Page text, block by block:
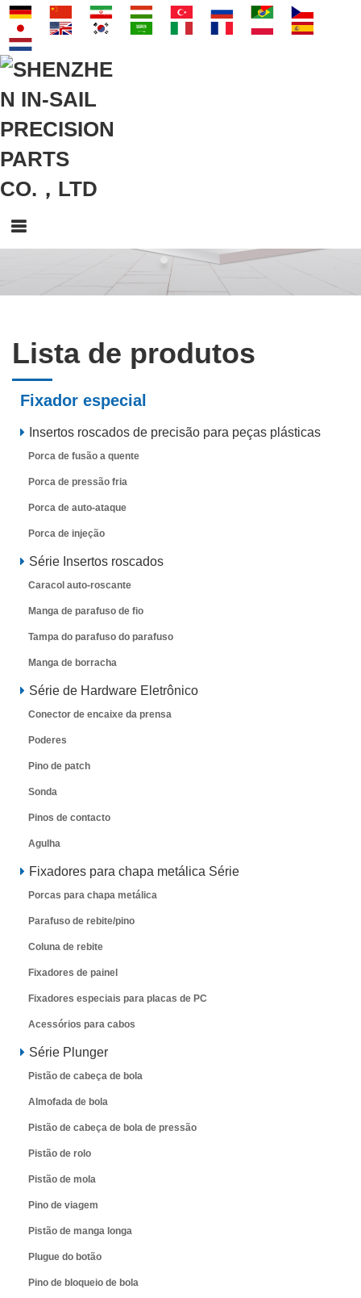
Lista de produtos
Fixador especial
Insertos roscados de precisão para peças plásticas
Porca de fusão a quente
Porca de pressão fria
Porca de auto-ataque
Porca de injeção
Série Insertos roscados
Caracol auto-roscante
Manga de parafuso de fio
Tampa do parafuso do parafuso
Manga de borracha
Série de Hardware Eletrônico
Conector de encaixe da prensa
Poderes
Pino de patch
Sonda
Pinos de contacto
Agulha
Fixadores para chapa metálica Série
Porcas para chapa metálica
Parafuso de rebite/pino
Coluna de rebite
Fixadores de painel
Fixadores especiais para placas de PC
Acessórios para cabos
Série Plunger
Pistão de cabeça de bola
Almofada de bola
Pistão de cabeça de bola de pressão
Pistão de rolo
Pistão de mola
Pino de viagem
Pistão de manga longa
Plugue do botão
Pino de bloqueio de bola